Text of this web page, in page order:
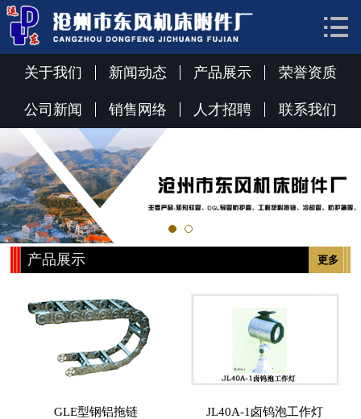

关于我们
新闻动态
荣誉资质
联系我们

关于我们 新闻动态 产品展示 荣誉资质
公司新闻 销售网络 人才招聘 联系我们
更多
产品展示
GLE型钢铝拖链 JL40A-1卤钨泡工作灯